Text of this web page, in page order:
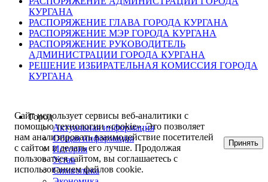
КУРГАНА
РАСПОРЯЖЕНИЕ ГЛАВА ГОРОДА КУРГАНА
РАСПОРЯЖЕНИЕ МЭР ГОРОДА КУРГАНА
РАСПОРЯЖЕНИЕ РУКОВОДИТЕЛЬ
АДМИНИСТРАЦИИ ГОРОДА КУРГАНА
РЕШЕНИЕ ИЗБИРАТЕЛЬНАЯ КОМИССИЯ ГОРОДА
КУРГАНА
Город
Актуальная информация
Общая информация
История
Устав
Символика
Сайт использует сервисы веб-аналитики с
помощью технологии «cookie». Это позволяет
нам анализировать взаимодействие посетителей
с сайтом и делать его лучше. Продолжая
пользоваться сайтом, вы соглашаетесь с
использованием файлов cookie.
Принять